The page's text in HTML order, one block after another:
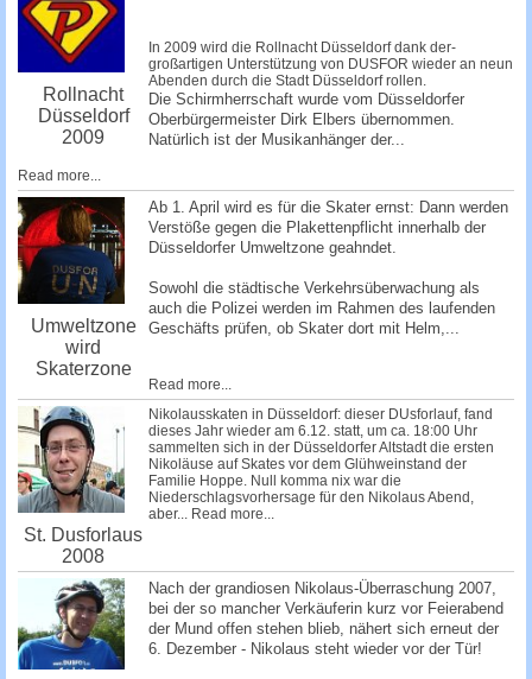
Rollnacht
Düsseldorf
2009
In 2009 wird die Rollnacht Düsseldorf dank der­
großartigen Unterstützung von DUSFOR wieder an neun
Abenden durch die Stadt Düsseldorf rollen.
Die Schirmherrschaft wurde vom Düsseldorfer
Oberbürgermeister Dirk Elbers übernommen.
Natürlich ist der Musikanhänger de­r...
Read more...
Umweltzone
wird
Skaterzone
Ab 1. April wird es für die Skater ernst: Dann werden
Verstöße gegen die Plakettenpflicht innerhalb der
Düsseldorfer Umweltzone geahndet.
Sowohl die städtische Verkehrsüberwachung als
auch die Polizei werden im Rahmen des laufenden
Geschäfts prü­fen, ob Skater dort mit Helm,...
Read more...
St. Dusforlaus
2008
Nikolausskaten in Düsseldorf: dieser DUsforlauf, fand
dieses Jahr wieder am 6.12. statt, um ca. 18:00 Uhr
sammelten sich in der Düsseldorfer Altstadt die ersten
Nikoläuse auf Skates vor dem Glühweinstand der
Familie Hoppe. Null komma nix war die
Niederschlagsvorhersage für den Nikolaus Abend,
aber... Read more...
Nach der grandiosen Nikolaus-Überraschung 2007,
bei der so mancher Verkäuferin kurz vor Feierabend
der Mund offen stehen blieb, nähert sich erneut der
6. Dezember - Nikolaus steht wieder vor der Tür!